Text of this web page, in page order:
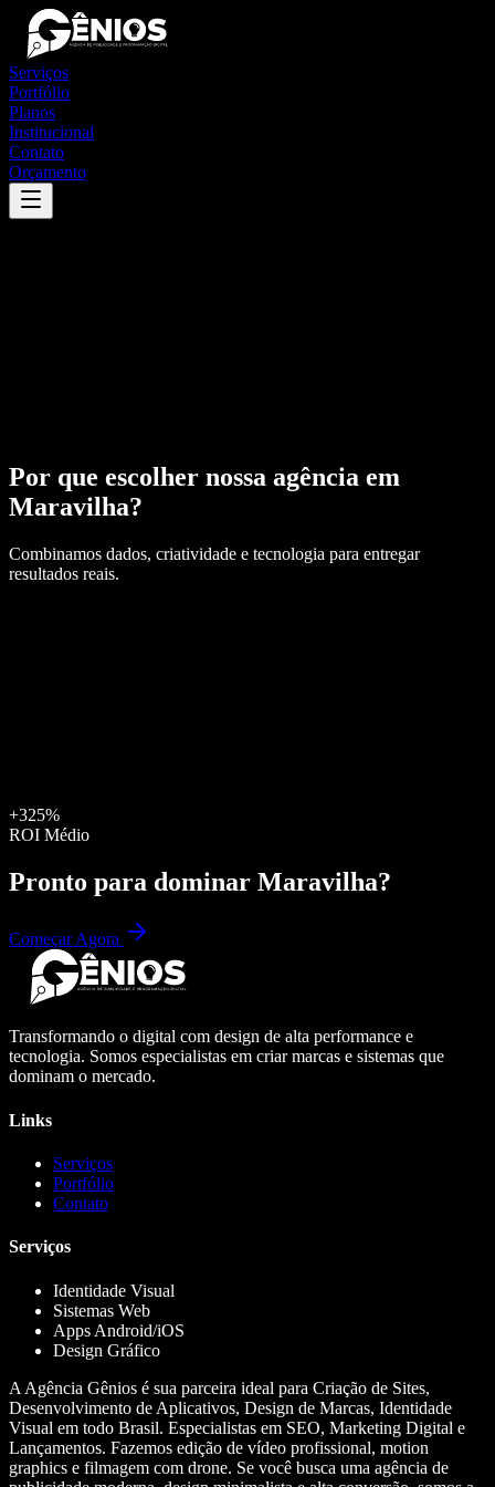
Serviços
Portfólio
Planos
Institucional
Contato
Orçamento
Por que escolher nossa agência em
Maravilha?
Combinamos dados, criatividade e tecnologia para entregar
resultados reais.
+325%
ROI Médio
Pronto para dominar Maravilha?
Começar Agora
Transformando o digital com design de alta performance e
tecnologia. Somos especialistas em criar marcas e sistemas que
dominam o mercado.
Links
Serviços
Portfólio
Contato
Serviços
Identidade Visual
Sistemas Web
Apps Android/iOS
Design Gráfico
A Agência Gênios é sua parceira ideal para Criação de Sites,
Desenvolvimento de Aplicativos, Design de Marcas, Identidade
Visual em todo Brasil. Especialistas em SEO, Marketing Digital e
Lançamentos. Fazemos edição de vídeo profissional, motion
graphics e filmagem com drone. Se você busca uma agência de